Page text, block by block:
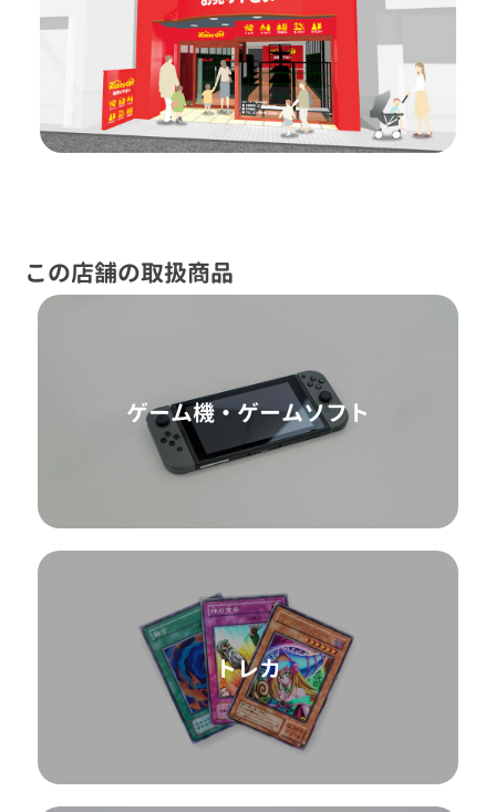
この店舗の取扱商品
ゲーム機・ゲームソフト
トレカ